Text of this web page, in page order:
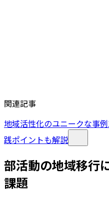
関連記事
地域活性化のユニークな事
践ポイントも解説
部活動の地域移行
課題